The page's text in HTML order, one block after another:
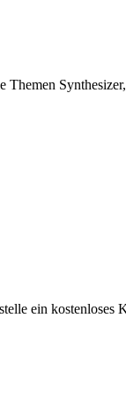
Themen
ein kostenloses